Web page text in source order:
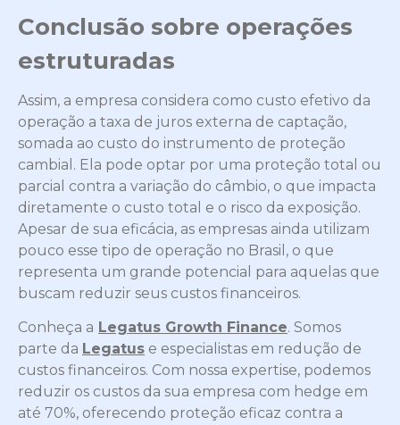
Conclusão sobre operações
estruturadas
Assim, a empresa considera como custo efetivo da
operação a taxa de juros externa de captação,
somada ao custo do instrumento de proteção
cambial. Ela pode optar por uma proteção total ou
parcial contra a variação do câmbio, o que impacta
diretamente o custo total e o risco da exposição.
Apesar de sua eficácia, as empresas ainda utilizam
pouco esse tipo de operação no Brasil, o que
representa um grande potencial para aquelas que
buscam reduzir seus custos financeiros.
Conheça a Legatus Growth Finance. Somos
parte da Legatus e especialistas em redução de
custos financeiros. Com nossa expertise, podemos
reduzir os custos da sua empresa com hedge em
até 70%, oferecendo proteção eficaz contra a